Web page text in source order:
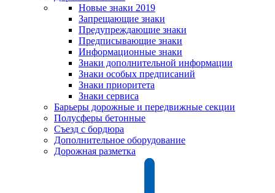
Новые знаки 2019
Запрещающие знаки
Предупреждающие знаки
Предписывающие знаки
Информационные знаки
Знаки дополнительной информации
Знаки особых предписаний
Знаки приоритета
Знаки сервиса
Барьеры дорожные и передвижные секции
Полусферы бетонные
Съезд с бордюра
Дополнительное оборудование
Дорожная разметка